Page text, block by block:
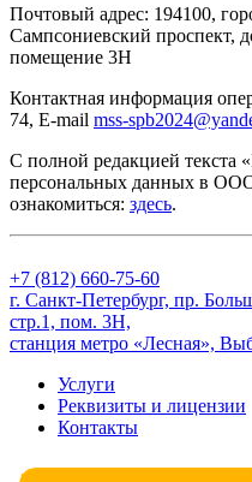
Почтовый адрес: 194100,
Сампсониевский проспект,
помещение 3Н
Контактная информация
74, E-mail mss-
С полной редакцией текста
персональных данных в
ознакомиться: здесь.
+7 (812) 660-75-60
г. Санкт-Петербург, пр.
стр.1, пом. 3Н,
станция метро «Лесная»,
Услуги
Реквизиты и лицензии
Контакты